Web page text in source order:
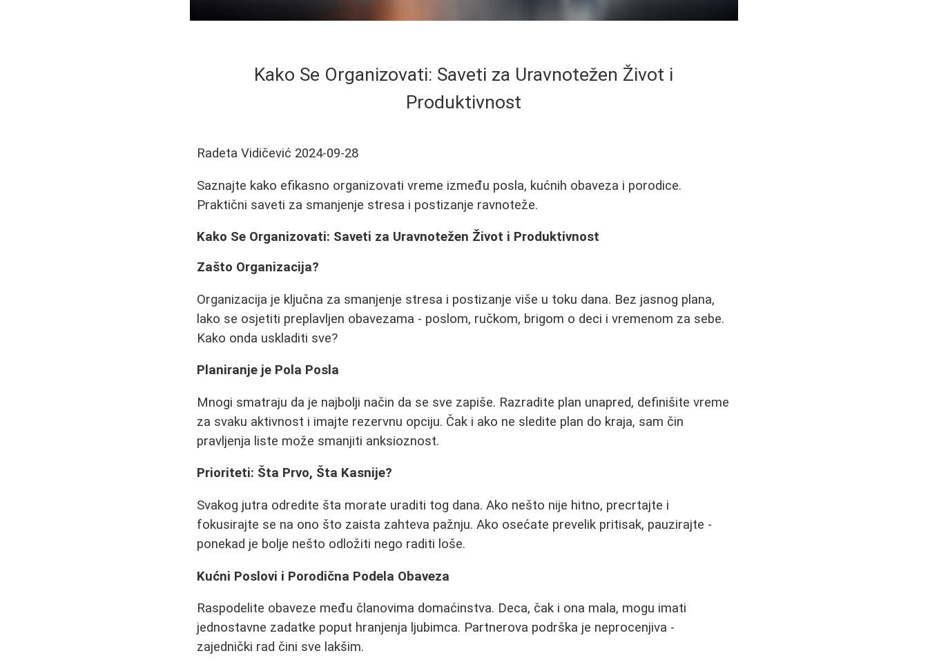
Kako Se Organizovati: Saveti za Uravnotežen Život i
Produktivnost
Radeta Vidičević 2024-09-28
Saznajte kako efikasno organizovati vreme između posla, kućnih obaveza i porodice.
Praktični saveti za smanjenje stresa i postizanje ravnoteže.
Kako Se Organizovati: Saveti za Uravnotežen Život i Produktivnost
Zašto Organizacija?
Organizacija je ključna za smanjenje stresa i postizanje više u toku dana. Bez jasnog plana,
lako se osjetiti preplavljen obavezama - poslom, ručkom, brigom o deci i vremenom za sebe.
Kako onda uskladiti sve?
Planiranje je Pola Posla
Mnogi smatraju da je najbolji način da se sve zapiše. Razradite plan unapred, definišite vreme
za svaku aktivnost i imajte rezervnu opciju. Čak i ako ne sledite plan do kraja, sam čin
pravljenja liste može smanjiti anksioznost.
Prioriteti: Šta Prvo, Šta Kasnije?
Svakog jutra odredite šta morate uraditi tog dana. Ako nešto nije hitno, precrtajte i
fokusirajte se na ono što zaista zahteva pažnju. Ako osećate prevelik pritisak, pauzirajte -
ponekad je bolje nešto odložiti nego raditi loše.
Kućni Poslovi i Porodična Podela Obaveza
Raspodelite obaveze među članovima domaćinstva. Deca, čak i ona mala, mogu imati
jednostavne zadatke poput hranjenja ljubimca. Partnerova podrška je neprocenjiva -
zajednički rad čini sve lakšim.